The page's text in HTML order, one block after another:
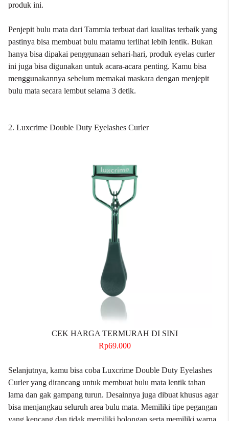
produk ini.
Penjepit bulu mata dari Tammia terbuat dari kualitas terbaik yang
pastinya bisa membuat bulu matamu terlihat lebih lentik. Bukan
hanya bisa dipakai penggunaan sehari-hari, produk eyelas curler
ini juga bisa digunakan untuk acara-acara penting. Kamu bisa
menggunakannya sebelum memakai maskara dengan menjepit
bulu mata secara lembut selama 3 detik.
2. Luxcrime Double Duty Eyelashes Curler
CEK HARGA TERMURAH DI SINI
Rp69.000
Selanjutnya, kamu bisa coba Luxcrime Double Duty Eyelashes
Curler yang dirancang untuk membuat bulu mata lentik tahan
lama dan gak gampang turun. Desainnya juga dibuat khusus agar
bisa menjangkau seluruh area bulu mata. Memiliki tipe pegangan
yang kencang dan tidak memiliki bolongan serta memiliki warna